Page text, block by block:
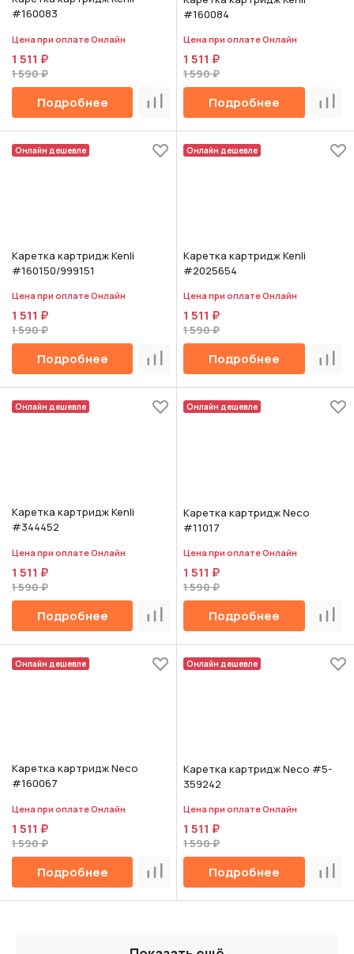
#160083
Цена при оплате Онлайн
1 511 ₽
1 590 ₽
Подробнее Сравнить
#160084
Цена при оплате Онлайн
1 511 ₽
1 590 ₽
Подробнее
Онлайн дешевле
Каретка картридж Kenli
#160150/999151
Цена при оплате Онлайн
1 511 ₽
1 590 ₽
Подробнее Сравнить
Онлайн дешевле
Каретка картридж Kenli
#2025654
Цена при оплате Онлайн
1 511 ₽
1 590 ₽
Подробнее
Онлайн дешевле
Каретка картридж Kenli
#344452
Цена при оплате Онлайн
1 511 ₽
1 590 ₽
Подробнее Сравнить
Онлайн дешевле
Каретка картридж Neco
#11017
Цена при оплате Онлайн
1 511 ₽
1 590 ₽
Подробнее
Онлайн дешевле
Каретка картридж Neco
#160067
Цена при оплате Онлайн
1 511 ₽
1 590 ₽
Подробнее Сравнить
Онлайн дешевле
Каретка картридж Neco #5-
359242
Цена при оплате Онлайн
1 511 ₽
1 590 ₽
Подробнее